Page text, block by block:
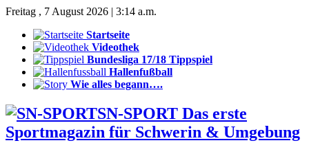
Freitag , 7 August 2026 | 3:14 a.m.
Startseite
Videothek
Bundesliga 17/18 Tippspiel
Hallenfußball
Wie alles begann….
SN-SPORT Das erste
Sportmagazin für Schwerin & Umgebung